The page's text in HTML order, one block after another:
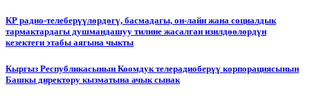
КР радио-телеберүүлөрдөгү, басмадагы, он-лайн жана социалдык
тармактардагы душмандашуу тилине жасалган изилдөөлөрдүн
кезектеги этабы аягына чыкты
Кыргыз Республикасынын Коомдук телерадиоберүү корпорациясынын
Башкы директору кызматына ачык сынак